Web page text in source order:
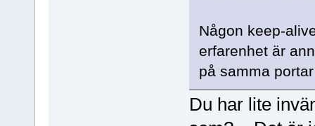
Någon keep-
erfarenhet är
på samma
Du har lite